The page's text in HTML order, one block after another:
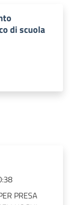
di scuola
PRESA